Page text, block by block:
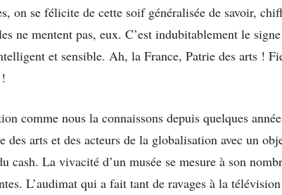
on se félicite de cette soif généralisée de savoir,
ne mentent pas, eux. C’est indubitablement le
et sensible. Ah, la France, Patrie des arts !
comme nous la connaissons depuis quelques
des arts et des acteurs de la globalisation avec un
cash. La vivacité d’un musée se mesure à son
L’audimat qui a fait tant de ravages à la